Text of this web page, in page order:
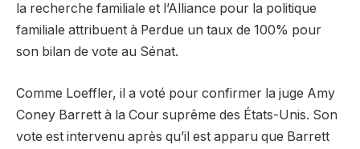
la recherche familiale et l’Alliance pour la politique
familiale attribuent à Perdue un taux de 100% pour
son bilan de vote au Sénat.
Comme Loeffler, il a voté pour confirmer la juge Amy
Coney Barrett à la Cour suprême des États-Unis. Son
vote est intervenu après qu’il est apparu que Barrett